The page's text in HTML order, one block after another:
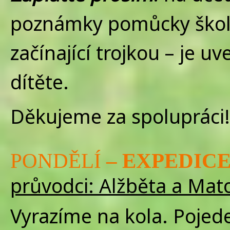
poznámky pomůcky
začínající trojkou – je
dítěte.
Děkujeme za spolupráci!
PONDĚLÍ –
průvodci: Alžběta a
Vyrazíme na kola.